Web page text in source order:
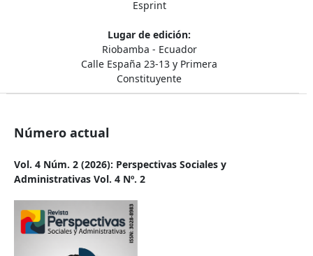
Esprint
Lugar de edición:
Riobamba - Ecuador
Calle España 23-13 y Primera
Constituyente
Número actual
Vol. 4 Núm. 2 (2026): Perspectivas Sociales y
Administrativas Vol. 4 Nº. 2